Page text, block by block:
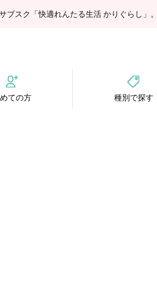
ての方 種別で探す
ブスク「快適れんたる生活 かりぐらし」